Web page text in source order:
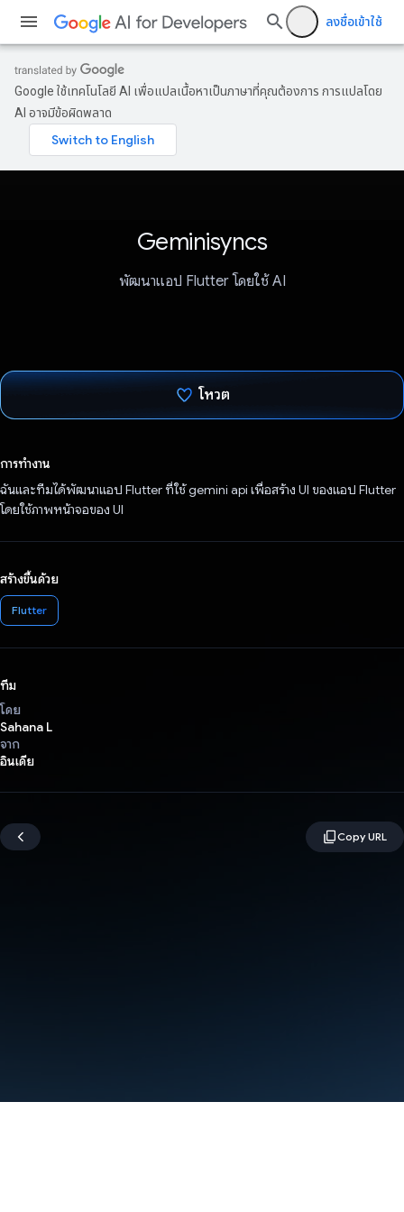
ลงชื่อเข้าใช้
Google ใช้เทคโนโลยี AI เพื่อแปลเนื้อหาเป็นภาษาที่คุณต้องการ การแปลโดย
AI อาจมีข้อผิดพลาด
Geminisyncs
พัฒนาแอป Flutter โดยใช้ AI
โหวต
การทำงาน
ฉันและทีมได้พัฒนาแอป Flutter ที่ใช้ gemini api เพื่อสร้าง UI ของแอป Flutter
โดยใช้ภาพหน้าจอของ UI
สร้างขึ้นด้วย
Flutter
ทีม
โดย
Sahana L
จาก
อินเดีย